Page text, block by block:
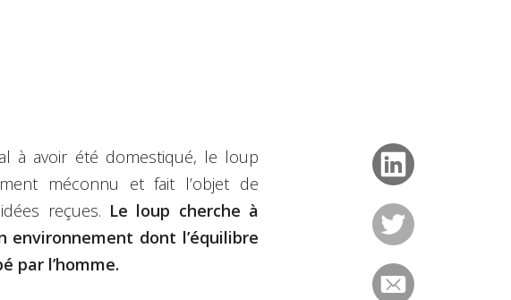
à avoir été domestiqué, le loup
méconnu et fait l’objet de
reçues. Le loup cherche à
environnement dont l’équilibre
par l’homme.